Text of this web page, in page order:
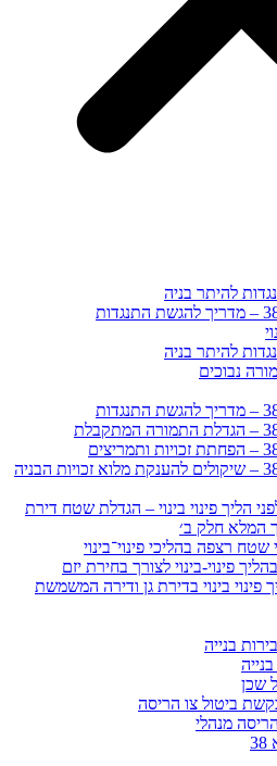
להיתר בניה
להיתר בניה
נבוכים
הליך פינוי בינוי – הגדלת שטח דירת
המלא חלק ב׳
רצפה בהליכי פינוי־בינוי
פינוי-בינוי לצורך בחירת יזם
פינוי בינוי בדירת גן ודירה המשמשת
בנייה
שכן
ביטול צו הריסה
מנהלי